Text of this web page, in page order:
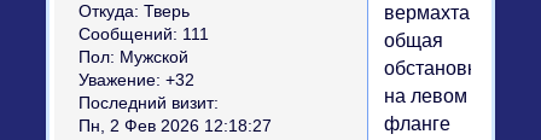
Откуда: Тверь
Сообщений: 111
Пол: Мужской
Уважение: +32
Последний визит:
Пн, 2 Фев 2026 12:18:27
вермахта
общая
обстановка
на левом
фланге